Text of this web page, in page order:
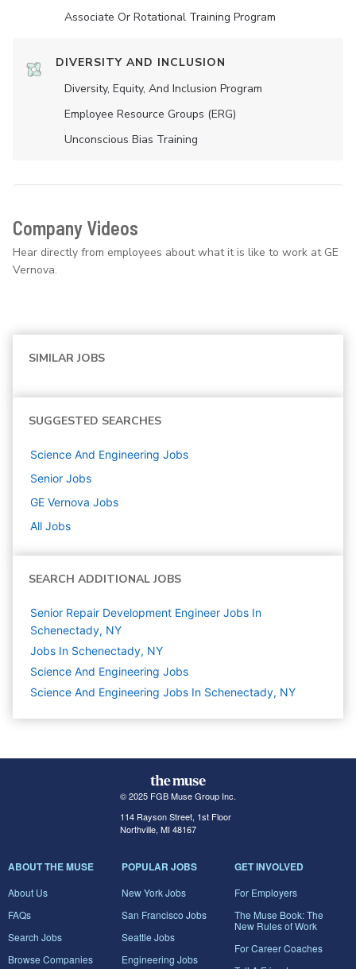
Associate Or Rotational Training Program
DIVERSITY AND INCLUSION
Diversity, Equity, And Inclusion Program
Employee Resource Groups (ERG)
Unconscious Bias Training
Company Videos
Hear directly from employees about what it is like to work at GE
Vernova.
SIMILAR JOBS
SUGGESTED SEARCHES
Science And Engineering Jobs
Senior Jobs
GE Vernova Jobs
All Jobs
SEARCH ADDITIONAL JOBS
Senior Repair Development Engineer Jobs In
Schenectady, NY
Jobs In Schenectady, NY
Science And Engineering Jobs
Science And Engineering Jobs In Schenectady, NY
© 2025 FGB Muse Group Inc.
114 Rayson Street, 1st Floor
Northville, MI 48167
ABOUT THE MUSE
About Us
FAQs
Search Jobs
Browse Companies
POPULAR JOBS
New York Jobs
San Francisco Jobs
Seattle Jobs
Engineering Jobs
GET INVOLVED
For Employers
The Muse Book: The
New Rules of Work
For Career Coaches